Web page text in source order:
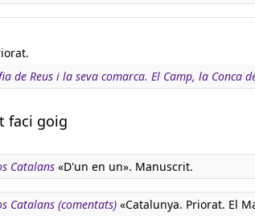
de Reus i la seva comarca. El Camp, la Conca
faci goig
Catalans «D'un en un». Manuscrit.
Catalans (comentats) «Catalunya. Priorat. El